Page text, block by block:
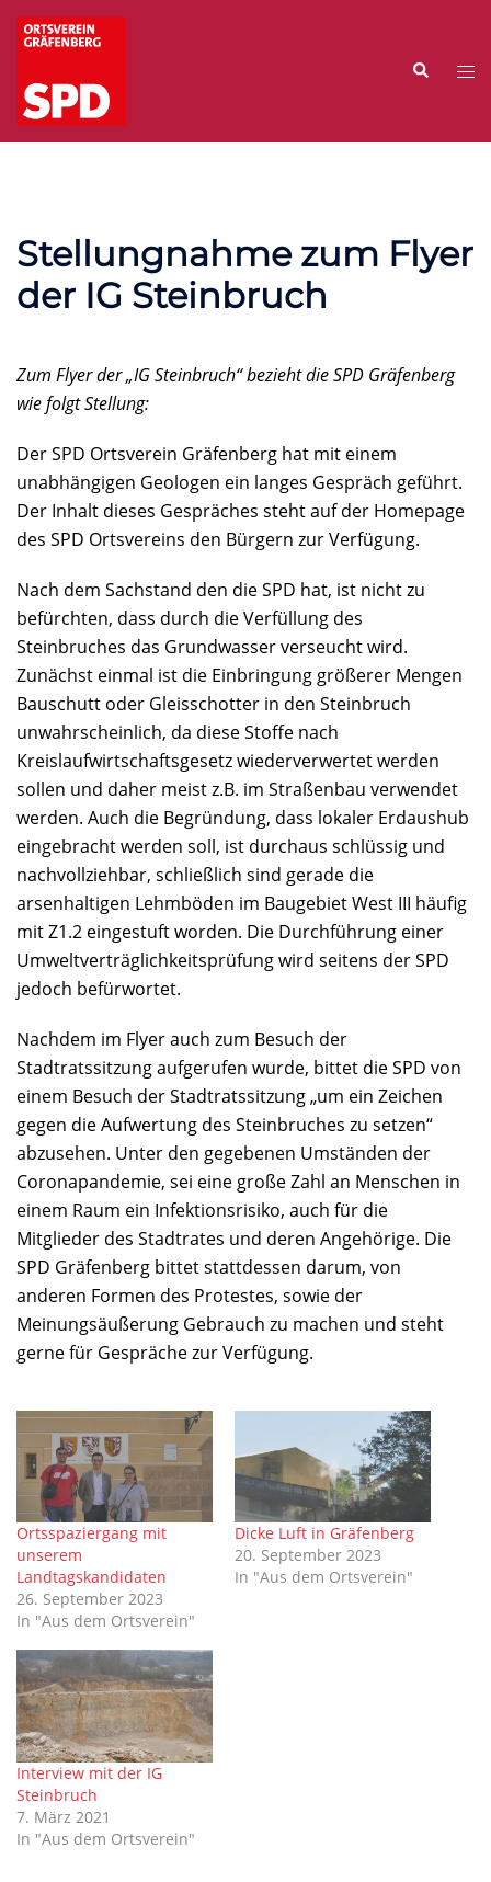
Zum
Inhalt
Suche
Stellungnahme zum Flyer
der IG Steinbruch
Zum Flyer der „IG Steinbruch“ bezieht die SPD Gräfenberg
wie folgt Stellung:
Der SPD Ortsverein Gräfenberg hat mit einem
unabhängigen Geologen ein langes Gespräch geführt.
Der Inhalt dieses Gespräches steht auf der Homepage
des SPD Ortsvereins den Bürgern zur Verfügung.
Nach dem Sachstand den die SPD hat, ist nicht zu
befürchten, dass durch die Verfüllung des
Steinbruches das Grundwasser verseucht wird.
Zunächst einmal ist die Einbringung größerer Mengen
Bauschutt oder Gleisschotter in den Steinbruch
unwahrscheinlich, da diese Stoffe nach
Kreislaufwirtschaftsgesetz wiederverwertet werden
sollen und daher meist z.B. im Straßenbau verwendet
werden. Auch die Begründung, dass lokaler Erdaushub
eingebracht werden soll, ist durchaus schlüssig und
nachvollziehbar, schließlich sind gerade die
arsenhaltigen Lehmböden im Baugebiet West III häufig
mit Z1.2 eingestuft worden. Die Durchführung einer
Umweltverträglichkeitsprüfung wird seitens der SPD
jedoch befürwortet.
Nachdem im Flyer auch zum Besuch der
Stadtratssitzung aufgerufen wurde, bittet die SPD von
einem Besuch der Stadtratssitzung „um ein Zeichen
gegen die Aufwertung des Steinbruches zu setzen“
abzusehen. Unter den gegebenen Umständen der
Coronapandemie, sei eine große Zahl an Menschen in
einem Raum ein Infektionsrisiko, auch für die
Mitglieder des Stadtrates und deren Angehörige. Die
SPD Gräfenberg bittet stattdessen darum, von
anderen Formen des Protestes, sowie der
Meinungsäußerung Gebrauch zu machen und steht
gerne für Gespräche zur Verfügung.
Ortsspaziergang mit
unserem
Landtagskandidaten
26. September 2023
In "Aus dem Ortsverein"
Dicke Luft in Gräfenberg
20. September 2023
In "Aus dem Ortsverein"
Interview mit der IG
Steinbruch
7. März 2021
In "Aus dem Ortsverein"